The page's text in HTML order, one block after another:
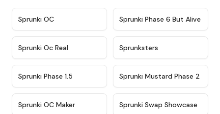
Sprunki OC ★ 4.9
Sprunki Phase 6 But Alive
Sprunki Oc Real Sprunksters
Sprunki Phase 1.5 ★ 4.4
Sprunki Mustard Phase 2
Sprunki OC Maker ★ 4.6
Sprunki Swap Showcase